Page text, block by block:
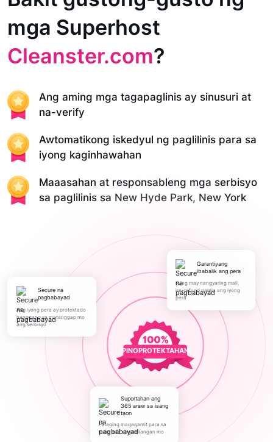
mga Superhost
Cleanster.com?
Ang aming mga tagapaglinis ay sinusuri at
na-verify
Awtomatikong iskedyul ng paglilinis para sa
iyong kaginhawahan
Maaasahan at responsableng mga serbisyo
sa paglilinis sa New Hyde Park, New York
PINOPROTEKTAHAN
Secure na
pagbabayad
Ang iyong pera ay protektado
hanggang sa matanggap mo
ang serbisyo
Garantiyang
ibabalik ang pera
Kung may nangyaring mali,
ire-refund namin ang iyong
pera
Suportahan ang
365 araw sa isang
taon
Palaging magagamit para sa
kung ano ang kailangan mo